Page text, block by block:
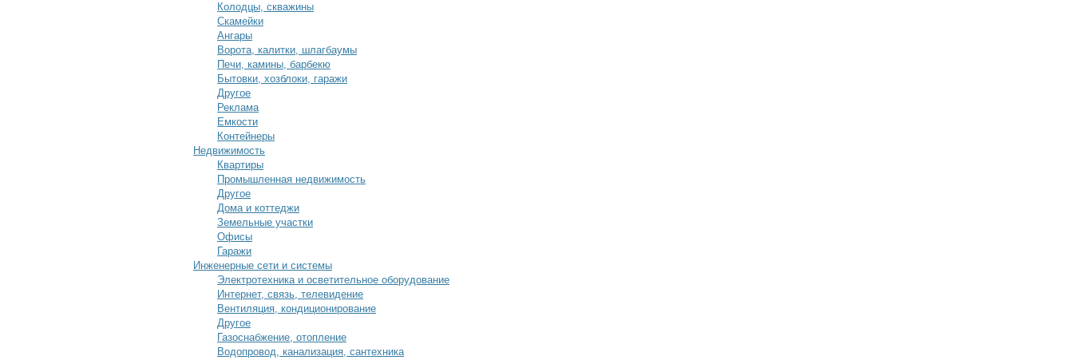
Колодцы, скважины
Скамейки
Ангары
Ворота, калитки, шлагбаумы
Печи, камины, барбекю
Бытовки, хозблоки, гаражи
Другое
Реклама
Емкости
Контейнеры
Недвижимость
Квартиры
Промышленная недвижимость
Другое
Дома и коттеджи
Земельные участки
Офисы
Гаражи
Инженерные сети и системы
Электротехника и осветительное оборудование
Интернет, связь, телевидение
Вентиляция, кондиционирование
Другое
Газоснабжение, отопление
Водопровод, канализация, сантехника